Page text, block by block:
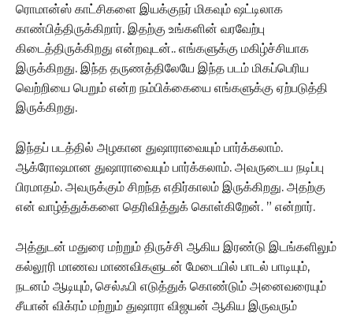
ரொமான்ஸ் காட்சிகளை இயக்குநர் மிகவும் ஷட்டிலாக
காண்பித்திருக்கிறார். இதற்கு உங்களின் வரவேற்பு
கிடைத்திருக்கிறது என்றவுடன்.. எங்களுக்கு மகிழ்ச்சியாக
இருக்கிறது. இந்த தருணத்திலேயே இந்த படம் மிகப்பெரிய
வெற்றியை பெறும் என்ற நம்பிக்கையை எங்களுக்கு ஏற்படுத்தி
இருக்கிறது.
இந்தப் படத்தில் அழகான துஷாராவையும் பார்க்கலாம்.
ஆக்ரோஷமான துஷாராவையும் பார்க்கலாம். அவருடைய நடிப்பு
பிரமாதம். அவருக்கும் சிறந்த எதிர்காலம் இருக்கிறது. அதற்கு
என் வாழ்த்துக்களை தெரிவித்துக் கொள்கிறேன். ” என்றார்.
அத்துடன் மதுரை மற்றும் திருச்சி ஆகிய இரண்டு இடங்களிலும்
கல்லூரி மாணவ மாணவிகளுடன் மேடையில் பாடல் பாடியும்,
நடனம் ஆடியும், செல்ஃபி எடுத்துக் கொண்டும் அனைவரையும்
சீயான் விக்ரம் மற்றும் துஷாரா விஜயன் ஆகிய இருவரும்